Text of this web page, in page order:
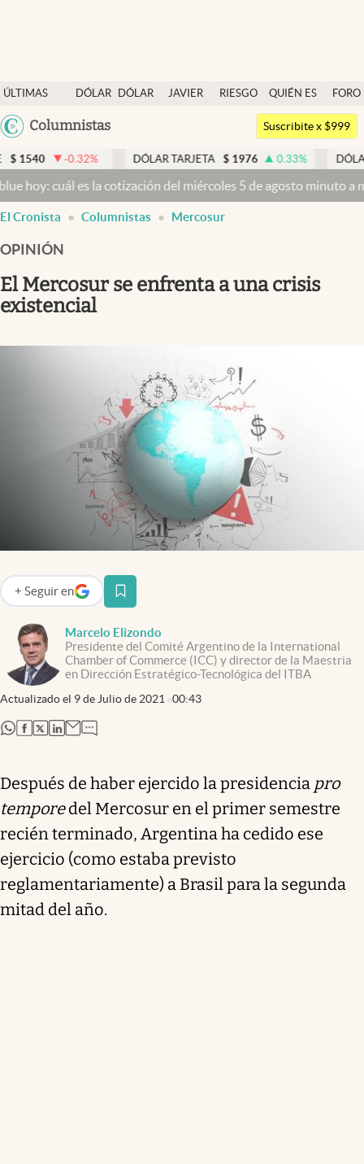
ÚLTIMAS
NOTICIAS
DÓLAR
DÓLAR
JAVIER
RIESGO
QUIÉN ES
QUIÉN
FORO
Argentina
México
Columnistas
Dólar
Members
Economía y Política
Finanzas y Mercados
Mercados Online
Negocios
Columnistas
Otras secciones
Eventos Corporativos
abre en nueva pestaña
Argentina
Suscribite x $999
-0.32% DÓLAR TARJETA $ 1976 0.33% DÓLAR MEP $
es la cotización del miércoles 5 de agosto minuto a minuto
El Cronista Columnistas Mercosur
OPINIÓN
El Mercosur se enfrenta a una crisis
existencial
Marcelo Elizondo
Presidente del Comité Argentino de la International
Chamber of Commerce (ICC) y director de la Maestria
en Dirección Estratégico-Tecnológica del ITBA
Actualizado el 9 de Julio de 2021 00:43
+ Seguir en
abre en nueva pestaña
abre en nueva pestaña
abre en nueva pestaña
abre en nueva pestaña
abre en nueva pestaña
Después de haber ejercido la presidencia pro
temporedel Mercosur en el primer semestre
recién terminado, Argentina ha cedido ese
ejercicio (como estaba previsto
reglamentariamente) a Brasil para la segunda
mitad del año.